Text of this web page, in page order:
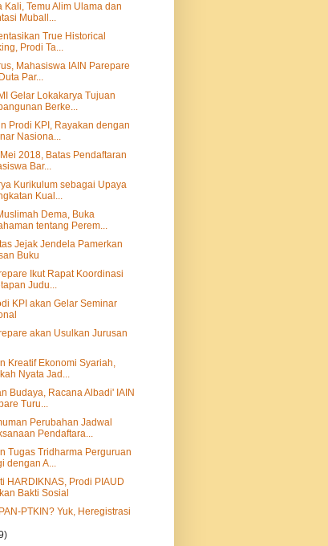
Kali, Temu Alim Ulama dan
Muball...
True Historical
Prodi Ta...
Mahasiswa IAIN Parepare
Par...
Gelar Lokakarya Tujuan
Berke...
Prodi KPI, Rayakan dengan
Nasiona...
Mei 2018, Batas Pendaftaran
Bar...
Kurikulum sebagai Upaya
Kual...
Dema, Buka
tentang Perem...
Jejak Jendela Pamerkan
Buku
Ikut Rapat Koordinasi
Judu...
KPI akan Gelar Seminar
akan Usulkan Jurusan
Kreatif Ekonomi Syariah,
Nyata Jad...
Budaya, Racana Albadi' IAIN
Turu...
Perubahan Jadwal
Pendaftara...
Tugas Tridharma Perguruan
dengan A...
HARDIKNAS, Prodi PIAUD
Bakti Sosial
PTKIN? Yuk, Heregistrasi